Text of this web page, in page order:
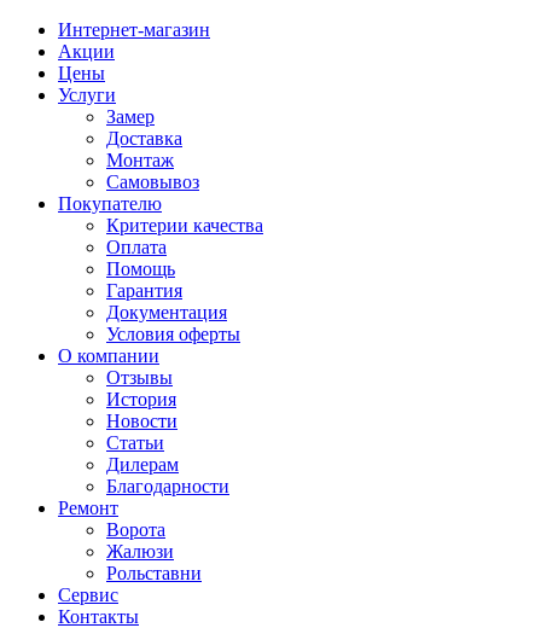
Интернет-магазин
Акции
Цены
Услуги
Замер
Доставка
Монтаж
Самовывоз
Покупателю
Критерии качества
Оплата
Помощь
Гарантия
Документация
Условия оферты
О компании
Отзывы
История
Новости
Статьи
Дилерам
Благодарности
Ремонт
Ворота
Жалюзи
Рольставни
Сервис
Контакты